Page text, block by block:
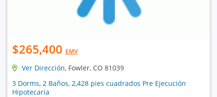
$265,400 EMV
Ver Dirección, Fowler, CO 81039
3 Dorms, 2 Baños, 2,428 pies cuadrados Pre Ejecución
Hipotecaria